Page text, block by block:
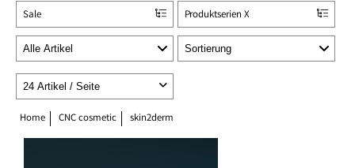
Sale Produktserien X
Home CNC cosmetic skin2derm